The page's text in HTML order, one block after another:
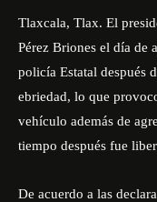
Tlaxcala, Tlax. El
Pérez Briones el día de
policía Estatal después
ebriedad, lo que
vehículo además de
tiempo después fue
De acuerdo a las